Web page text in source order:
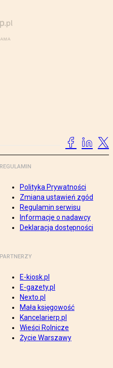
REGULAMIN
Polityka Prywatności
Zmiana ustawień zgód
Regulamin serwisu
Informacje o nadawcy
Deklaracja dostępności
PARTNERZY
E-kiosk.pl
E-gazety.pl
Nexto.pl
Mała księgowość
Kancelarierp.pl
Wieści Rolnicze
Życie Warszawy